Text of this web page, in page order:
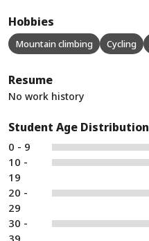
Hobbies
Mountain climbing Cycling
Resume
No work history
Student Age Distribution
0 - 9
10 -
19
20 -
29
30 -
39